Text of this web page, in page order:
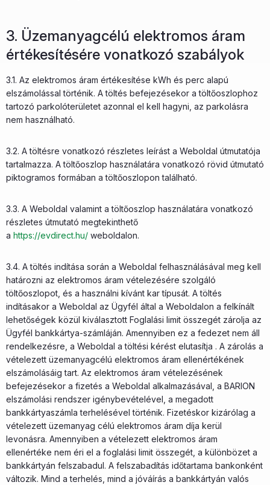
3. Üzemanyagcélú elektromos áram
értékesítésére vonatkozó szabályok
3.1. Az elektromos áram értékesítése kWh és perc alapú
elszámolással történik. A töltés befejezésekor a töltőoszlophoz
tartozó parkolóterületet azonnal el kell hagyni, az parkolásra
nem használható.
3.2. A töltésre vonatkozó részletes leírást a Weboldal útmutatója
tartalmazza. A töltőoszlop használatára vonatkozó rövid útmutató
piktogramos formában a töltőoszlopon található.
3.3. A Weboldal valamint a töltőoszlop használatára vonatkozó
részletes útmutató megtekinthető
a https://evdirect.hu/ weboldalon.
3.4. A töltés indítása során a Weboldal felhasználásával meg kell
határozni az elektromos áram vételezésére szolgáló
töltőoszlopot, és a használni kívánt kar típusát. A töltés
indításakor a Weboldal az Ügyfél által a Weboldalon a felkínált
lehetőségek közül kiválasztott Foglalási limit összegét zárolja az
Ügyfél bankkártya-számláján. Amennyiben ez a fedezet nem áll
rendelkezésre, a Weboldal a töltési kérést elutasítja . A zárolás a
vételezett üzemanyagcélú elektromos áram ellenértékének
elszámolásáig tart. Az elektromos áram vételezésének
befejezésekor a fizetés a Weboldal alkalmazásával, a BARION
elszámolási rendszer igénybevételével, a megadott
bankkártyaszámla terhelésével történik. Fizetéskor kizárólag a
vételezett üzemanyag célú elektromos áram díja kerül
levonásra. Amennyiben a vételezett elektromos áram
ellenértéke nem éri el a foglalási limit összegét, a különbözet a
bankkártyán felszabadul. A felszabadítás időtartama bankonként
változik. Mind a terhelés, mind a jóváírás a bankkártyán valós